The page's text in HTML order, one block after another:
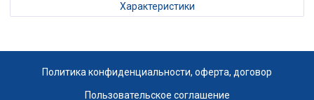
Характеристики
Политика конфиденциальности, оферта, договор
Пользовательское соглашение